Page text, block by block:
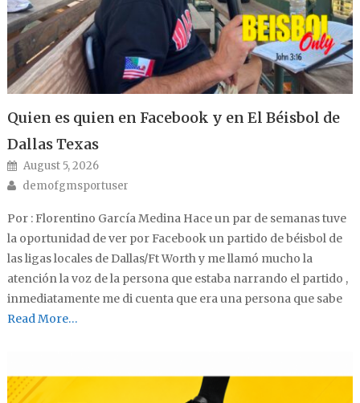
Quien es quien en Facebook y en El Béisbol de
Dallas Texas
Posted on
August 5, 2026
Author
demofgmsportuser
Por : Florentino García Medina Hace un par de semanas tuve
la oportunidad de ver por Facebook un partido de béisbol de
las ligas locales de Dallas/Ft Worth y me llamó mucho la
atención la voz de la persona que estaba narrando el partido ,
inmediatamente me di cuenta que era una persona que sabe
Read More…